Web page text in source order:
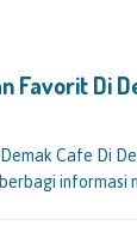
Favorit Di
Cafe Di
informasi